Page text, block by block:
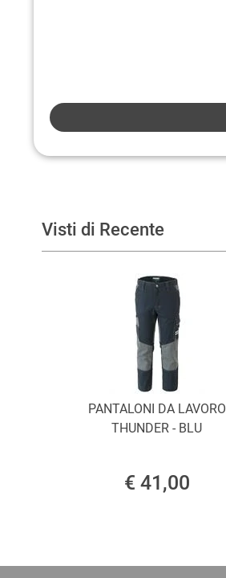
Visti di Recente
PANTALONI DA LAVORO
THUNDER - BLU
€ 41,00